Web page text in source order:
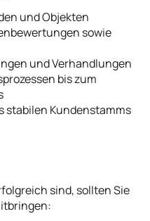
und Objekten
sowie
und Verhandlungen
bis zum
stabilen Kundenstamms
sind, sollten Sie